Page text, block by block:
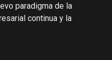
paradigma de la
continua y la